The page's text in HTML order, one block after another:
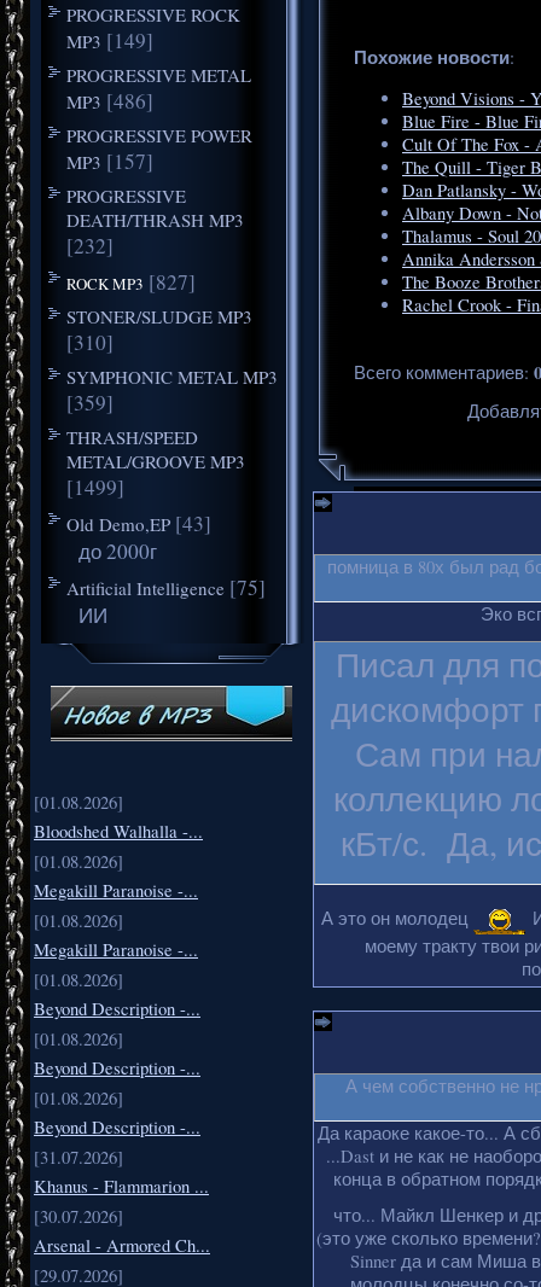
PROGRESSIVE ROCK
MP3 [149]
PROGRESSIVE METAL
MP3 [486]
PROGRESSIVE POWER
MP3 [157]
PROGRESSIVE
DEATH/THRASH MP3
[232]
ROCK MP3 [827]
STONER/SLUDGE MP3
[310]
SYMPHONIC METAL MP3
[359]
THRASH/SPEED
METAL/GROOVE MP3
[1499]
Old Demo,EP [43]
до 2000г
Artificial Intelligence [75]
ИИ
[01.08.2026]
Bloodshed Walhalla -...
[01.08.2026]
Megakill Paranoise -...
[01.08.2026]
Megakill Paranoise -...
[01.08.2026]
Beyond Description -...
[01.08.2026]
Beyond Description -...
[01.08.2026]
Beyond Description -...
[31.07.2026]
Khanus - Flammarion ...
[30.07.2026]
Arsenal - Armored Ch...
[29.07.2026]
Похожие новости:
Beyond Visions -
Blue Fire - Blue
Cult Of The Fox -
The Quill - Tiger
Dan Patlansky -
Albany Down -
Thalamus - Soul
Annika
The Booze
Rachel Crook -
Всего комментариев: 0
помница в 80х был рад
Эко
Писал для
дискомфорт
Сам при
коллекцию
кБт/с. Да,
А это он молодец
моему тракту твои
А чем собственно не
Да караоке какое-то... А
...Dast и не как не
конца в обратном
что... Майкл Шенкер и
(это уже сколько
Sinner да и сам Миша